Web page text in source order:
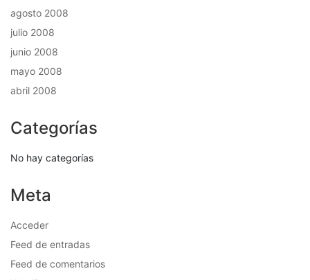
agosto 2008
julio 2008
junio 2008
mayo 2008
abril 2008
Categorías
No hay categorías
Meta
Acceder
Feed de entradas
Feed de comentarios